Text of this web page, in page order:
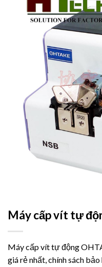
Máy cấp vít tự
Máy cấp vít tự động
giá rẻ nhất, chính sách